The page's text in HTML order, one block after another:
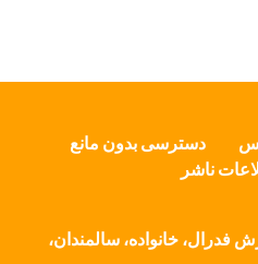
دسترسی بدون مانع
ناشر
فدرال، خانواده، سالمندان،